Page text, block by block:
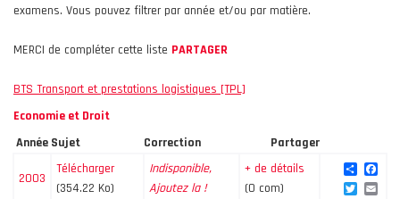
examens. Vous pouvez filtrer par année et/ou par matière.
MERCI de compléter cette liste PARTAGER
BTS Transport et prestations logistiques [TPL]
Economie et Droit
Année Sujet Correction Partager
2003
Télécharger
(354.22 Ko)
Indisponible,
Ajoutez la !
+ de détails
(0 com)
Share
Twitter